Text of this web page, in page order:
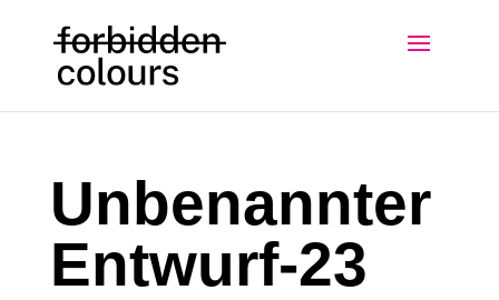
Unbenannter
Entwurf-23